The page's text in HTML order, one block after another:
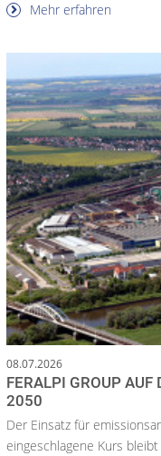
Mehr erfahren
08.07.2026
FERALPI GROUP
2050
Der Einsatz für
eingeschlagene Kurs